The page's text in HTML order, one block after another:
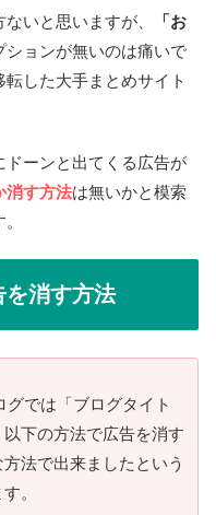
いと思いますが、
「お
ションが無いのは痛いで
した大手まとめサイト
ーンと出てくる広告が
消す方法は無いかと模索
を消す方法
グでは「ブログタイト
下の方法で広告を消す
法で出来ましたという
。